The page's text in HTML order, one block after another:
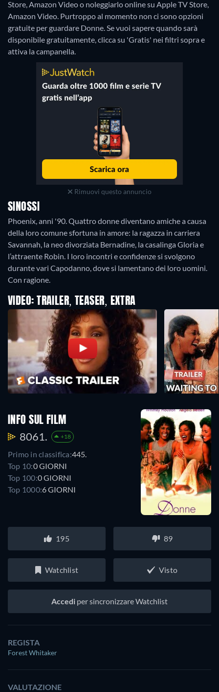
Store, Amazon Video o noleggiarlo online su Apple TV Store,
Amazon Video. Purtroppo al momento non ci sono opzioni
gratuite per guardare Donne. Se vuoi sapere quando sarà
disponibile gratuitamente, clicca su 'Gratis' nei filtri sopra e
attiva la campanella.
Rimuovi questo annuncio
SINOSSI
Phoenix, anni '90. Quattro donne diventano amiche a causa
della loro comune sfortuna in amore: la ragazza in carriera
Savannah, la neo divorziata Bernadine, la casalinga Gloria e
l’attraente Robin. I loro incontri e confidenze si svolgono
durante vari Capodanno, dove si lamentano dei loro uomini.
Con ragione.
VIDEO: TRAILER, TEASER, EXTRA
INFO SUL FILM
8061. +18
Primo in classifica:445.
Top 10:0 GIORNI
Top 100:0 GIORNI
Top 1000:6 GIORNI
195 89
Watchlist Visto
Accedi per sincronizzare Watchlist
REGISTA
Forest Whitaker
VALUTAZIONE